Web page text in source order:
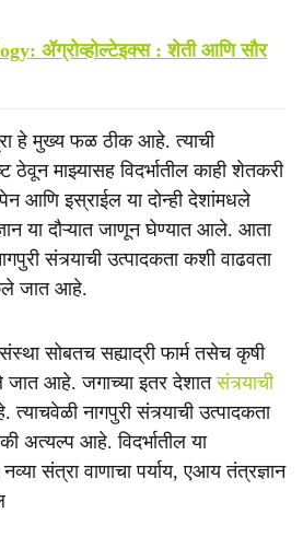
ॲग्रोव्होल्टेइक्स : शेती आणि सौर
हे मुख्य फळ ठीक आहे. त्याची
ठेवून माझ्यासह विदर्भातील काही शेतकरी
आणि इस्राईल या दोन्ही देशांमधले
या दौऱ्यात जाणून घेण्यात आले. आता
संत्र्याची उत्पादकता कशी वाढवता
जात आहे.
सोबतच सह्याद्री फार्म तसेच कृषी
जात आहे. जगाच्या इतर देशातसंत्र्याची
नागपुरी संत्र्याची उत्पादकता
अत्यल्प आहे. विदर्भातील या
संत्रा वाणाचा पर्याय, एआय तंत्रज्ञान